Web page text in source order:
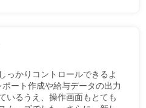
っかりコントロールできるよ
ート作成や給与データの出力
いるうえ、操作画面もとても